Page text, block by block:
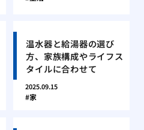
温水器と給湯器の選び
方、家族構成やライフス
タイルに合わせて
2025.09.15
家